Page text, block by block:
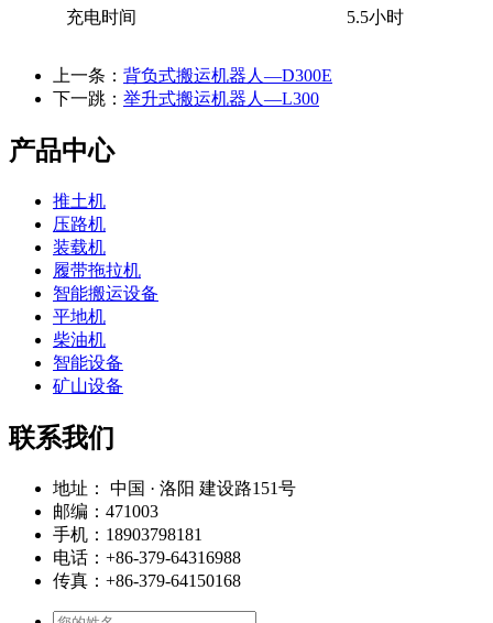
充电时间 5.5小时
上一条： 背负式搬运机器人—D300E
下一跳： 举升式搬运机器人—L300
产品中心
推土机
压路机
装载机
履带拖拉机
智能搬运设备
平地机
柴油机
智能设备
矿山设备
联系我们
地址： 中国 · 洛阳 建设路151号
邮编：471003
手机：18903798181
电话：+86-379-64316988
传真：+86-379-64150168